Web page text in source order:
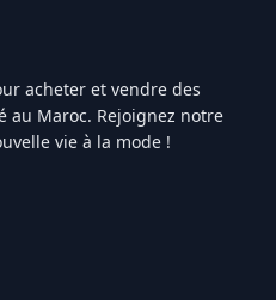
acheter et vendre des
au Maroc. Rejoignez notre
vie à la mode !